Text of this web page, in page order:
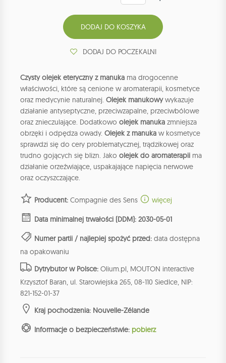
DODAJ DO POCZEKALNI
Czysty olejek eteryczny z manuka ma drogocenne
właściwości, które są cenione w aromaterapii, kosmetyce
oraz medycynie naturalnej. Olejek manukowywykazuje
działanie antyseptyczne, przeciwzapalne, przeciwbólowe
oraz znieczulające. Dodatkowo olejek manuka zmniejsza
obrzęki i odpędza owady. Olejek z manuka w kosmetyce
sprawdzi się do cery problematycznej, trądzikowej oraz
trudno gojących się blizn. Jako olejek do aromaterapii ma
działanie orzeźwiające, uspakajające napięcia nerwowe
oraz oczyszczające.
Producent: Compagnie des Sens więcej
Data minimalnej trwałości (DDM): 2030-05-01
Numer partii / najlepiej spożyć przed: data dostępna
na opakowaniu
Dytrybutor w Polsce: Olium.pl, MOUTON interactive
Krzysztof Baran, ul. Starowiejska 265, 08-110 Siedlce, NIP:
821-152-01-37
Kraj pochodzenia: Nouvelle-Zélande
Informacje o bezpieczeństwie: pobierz